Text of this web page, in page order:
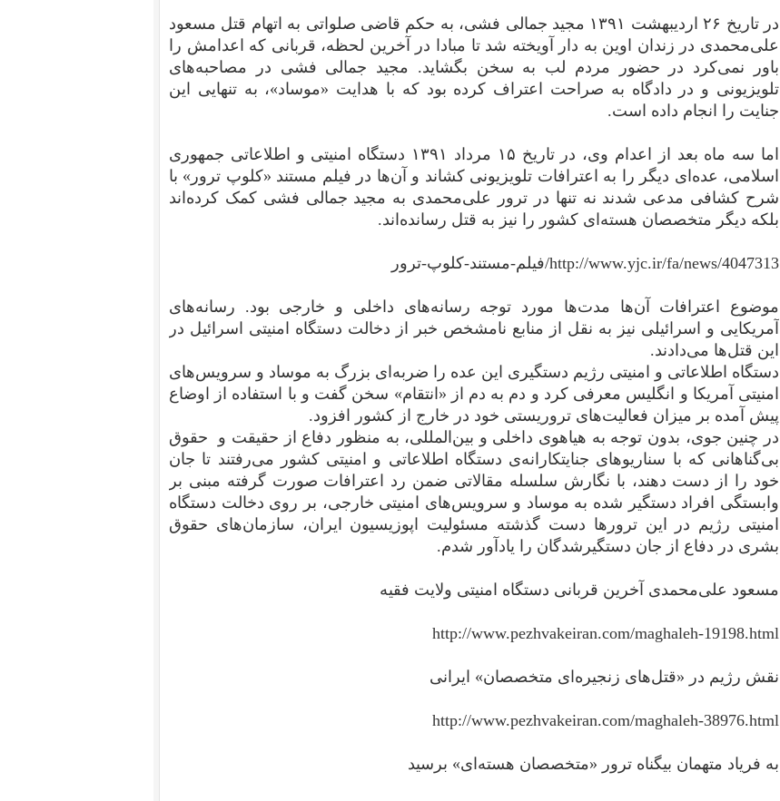
در تاریخ ۲۶ اردیبهشت ۱۳۹۱ مجید جمالی فشی، به حکم قاضی صلواتی به اتهام قتل مسعود
علی‌محمدی در زندان اوین به دار آویخته شد تا مبادا در آخرین لحظه، قربانی که اعدامش را
باور نمی‌کرد در حضور مردم لب به سخن بگشاید. مجید جمالی فشی در مصاحبه‌های
تلویزیونی و در دادگاه به صراحت اعتراف کرده بود که با هدایت «موساد»، به تنهایی این
جنایت را انجام داده است.
اما سه ماه بعد از اعدام وی، در تاریخ ۱۵ مرداد ۱۳۹۱ دستگاه امنیتی و اطلاعاتی جمهوری
اسلامی، عده‌ای دیگر را به اعترافات تلویزیونی کشاند و آن‌ها در فیلم مستند «کلوپ ترور» با
شرح کشافی مدعی شدند نه تنها در ترور علی‌محمدی به مجید جمالی فشی کمک کرده‌اند
بلکه دیگر متخصصان هسته‌ای کشور را نیز به قتل‌ رسانده‌اند.
http://www.yjc.ir/fa/news/4047313/فیلم-مستند-کلوپ-ترور
موضوع اعترافات آن‌ها مدت‌ها مورد توجه‌ رسانه‌های داخلی و خارجی بود. رسانه‌های
آمریکایی و اسرائیلی نیز به نقل از منابع نامشخص خبر از دخالت دستگاه امنیتی اسرائیل در
این قتل‌ها می‌دادند.
دستگاه اطلاعاتی و امنیتی رژیم دستگیری این عده را ضربه‌ای بزرگ به موساد و سرویس‌های
امنیتی آمریکا و انگلیس معرفی کرد و دم به دم از «انتقام» سخن گفت و با استفاده از اوضاع
پیش آمده بر میزان فعالیت‌های تروریستی خود در خارج از کشور افزود.
در چنین جوی، بدون توجه به هیاهوی داخلی و بین‌المللی، به منظور دفاع از حقیقت و حقوق
بی‌گناهانی که با سناریوهای جنایتکارانه‌ی دستگاه اطلاعاتی و امنیتی کشور می‌رفتند تا جان
خود را از دست دهند، با نگارش سلسله‌ مقالاتی ضمن رد اعترافات صورت گرفته مبنی بر
وابستگی افراد دستگیر شده به موساد و سرویس‌های امنیتی خارجی، بر روی دخالت دستگاه
امنیتی رژیم در این ترورها دست گذشته مسئولیت اپوزیسیون ایران، سازمان‌های حقوق
بشری در دفاع از جان دستگیرشدگان را یادآور شدم.
مسعود علی‌محمدی آخرین قربانی دستگاه امنیتی ولایت فقیه
http://www.pezhvakeiran.com/maghaleh-19198.html
نقش رژیم در «قتل‌های زنجیره‌ای متخصصان» ایرانی
http://www.pezhvakeiran.com/maghaleh-38976.html
به فریاد متهمان بیگناه ترور «متخصصان هسته‌ای» برسید